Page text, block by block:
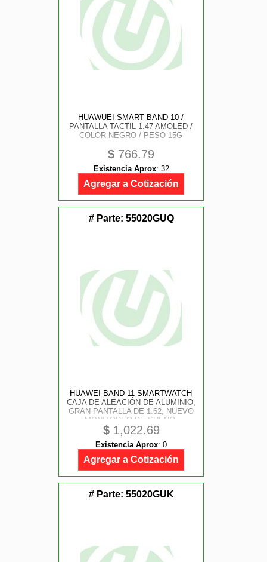
HUAWUEI SMART BAND 10 /
PANTALLA TACTIL 1.47 AMOLED /
COLOR NEGRO / PESO 15G
$ 766.79
Existencia Aprox: 32
Agregar a Cotización
# Parte: 55020GUQ
HUAWEI BAND 11 SMARTWATCH
CAJA DE ALEACIÓN DE ALUMINIO,
GRAN PANTALLA DE 1.62, NUEVO
MONITOREO DE SUENO,
BIENESTAR EMOCIONAL, COLOR
NEGRO
$1,022.69
Existencia Aprox: 0
Agregar a Cotización
# Parte: 55020GUK